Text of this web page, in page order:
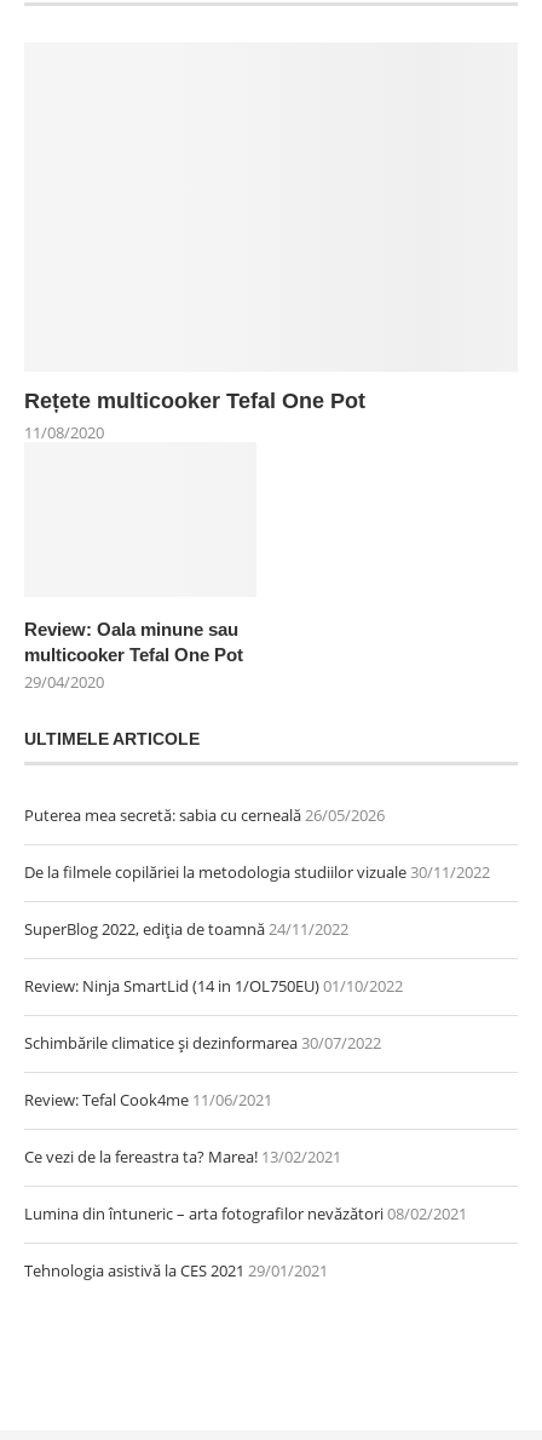
Rețete multicooker Tefal One Pot
11/08/2020
Review: Oala minune sau
multicooker Tefal One Pot
29/04/2020
ULTIMELE ARTICOLE
Puterea mea secretă: sabia cu cerneală26/05/2026
De la filmele copilăriei la metodologia studiilor vizuale30/11/2022
SuperBlog 2022, ediția de toamnă24/11/2022
Review: Ninja SmartLid (14 in 1/OL750EU)01/10/2022
Schimbările climatice și dezinformarea30/07/2022
Review: Tefal Cook4me 11/06/2021
Ce vezi de la fereastra ta? Marea! 13/02/2021
Lumina din întuneric – arta fotografilor nevăzători08/02/2021
Tehnologia asistivă la CES 2021 29/01/2021